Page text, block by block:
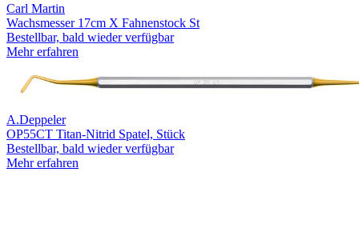
Carl Martin
Wachsmesser 17cm X Fahnenstock St
Bestellbar, bald wieder verfügbar
Mehr erfahren
A.Deppeler
OP55CT Titan-Nitrid Spatel, Stück
Bestellbar, bald wieder verfügbar
Mehr erfahren